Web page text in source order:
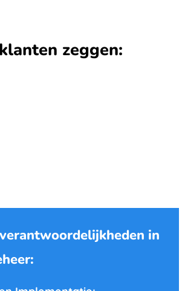
zeggen:
in